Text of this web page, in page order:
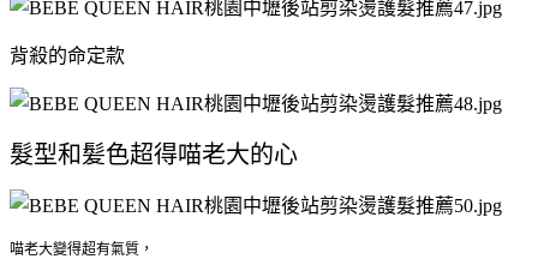
背殺的命定款
髮型和髪色超得喵老大的心
喵老大變得超有氣質，